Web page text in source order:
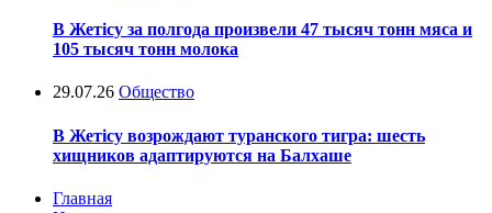
В Жетісу за полгода произвели 47 тысяч тонн мяса и
105 тысяч тонн молока
29.07.26 Общество
В Жетісу возрождают туранского тигра: шесть
хищников адаптируются на Балхаше
Главная